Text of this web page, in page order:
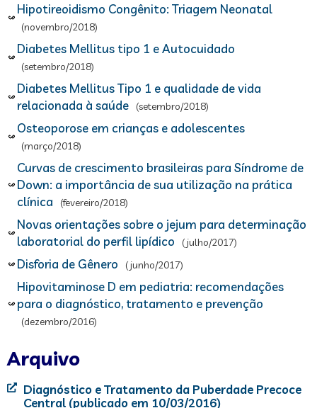
Hipotireoidismo Congênito: Triagem Neonatal
(novembro/2018)
Diabetes Mellitus tipo 1 e Autocuidado
(setembro/2018)
Diabetes Mellitus Tipo 1 e qualidade de vida
relacionada à saúde
(setembro/2018)
Osteoporose em crianças e adolescentes
(março/2018)
Curvas de crescimento brasileiras para Síndrome de
Down: a importância de sua utilização na prática
clínica
(fevereiro/2018)
Novas orientações sobre o jejum para determinação
laboratorial do perfil lipídico
(julho/2017)
Disforia de Gênero (junho/2017)
Hipovitaminose D em pediatria: recomendações
para o diagnóstico, tratamento e prevenção
(dezembro/2016)
Arquivo
Diagnóstico e Tratamento da Puberdade Precoce
Central (publicado em 10/03/2016)